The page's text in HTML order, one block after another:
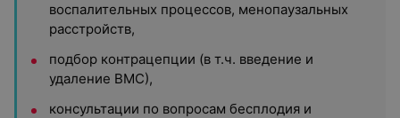
воспалительных процессов, менопаузальных
расстройств,
подбор контрацепции (в т.ч. введение и
удаление ВМС),
консультации по вопросам бесплодия и